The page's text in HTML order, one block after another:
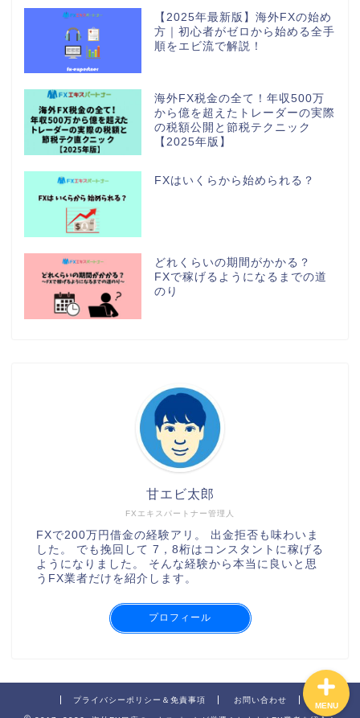
【2025年最新版】海外FXの始め
方｜初心者がゼロから始める全手
順をエビ流で解説！
海外FX税金の全て！年収500万
から億を超えたトレーダーの実際
の税額公開と節税テクニック
【2025年版】
FXはいくらから始められる？
どれくらいの期間がかかる？
FXで稼げるようになるまでの道
のり
FXエキスパートナー管理人
甘エビ太郎
FXで200万円借金の経験アリ。 出金拒否も味わいま
した。 でも挽回して 7，8桁はコンスタントに稼げる
ようになりました。 そんな経験から本当に良いと思
うFX業者だけを紹介します。
プロフィール
プライバシーポリシー＆免責事項 お問い合わせ
MENU
AXIORYの口座開設の手順
TitanFXの口座開設の手順